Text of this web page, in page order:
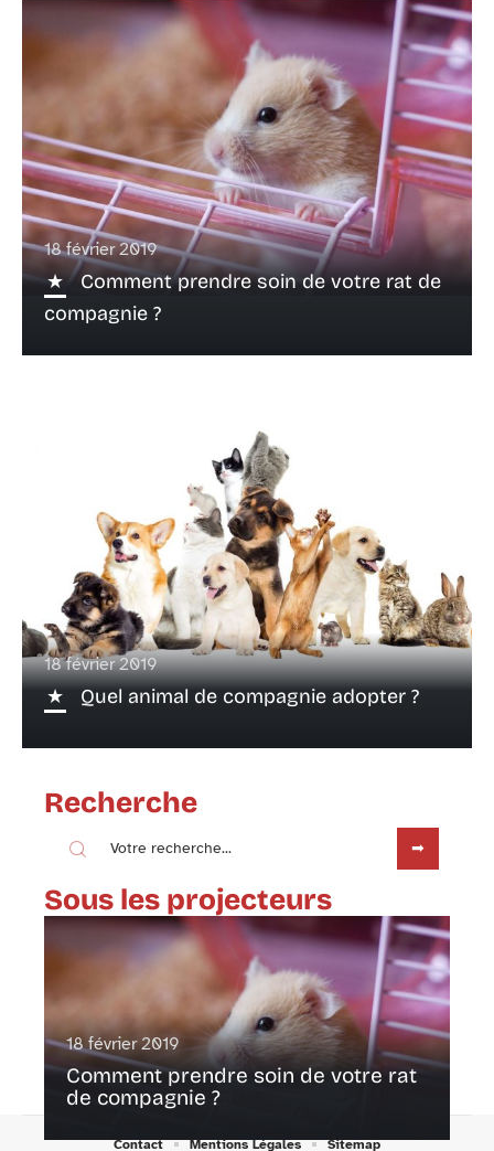
18 février 2019
Comment prendre soin de votre rat de
compagnie ?
18 février 2019
Quel animal de compagnie adopter ?
Recherche
Sous les projecteurs
18 février 2019
Comment prendre soin de votre rat
de compagnie ?
Contact Mentions Légales Sitemap